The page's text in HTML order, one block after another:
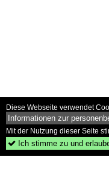
Diese Webseite verwendet
Informationen zur
Mit der Nutzung dieser Seite
 Ich stimme zu und